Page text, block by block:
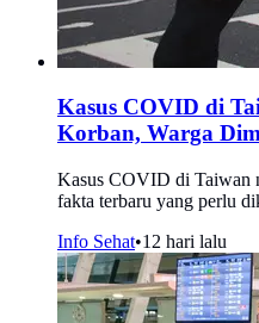
Kasus COVID di
Korban, Warga
Kasus COVID di Taiwan
fakta terbaru yang perlu
Info Sehat•12 hari lalu